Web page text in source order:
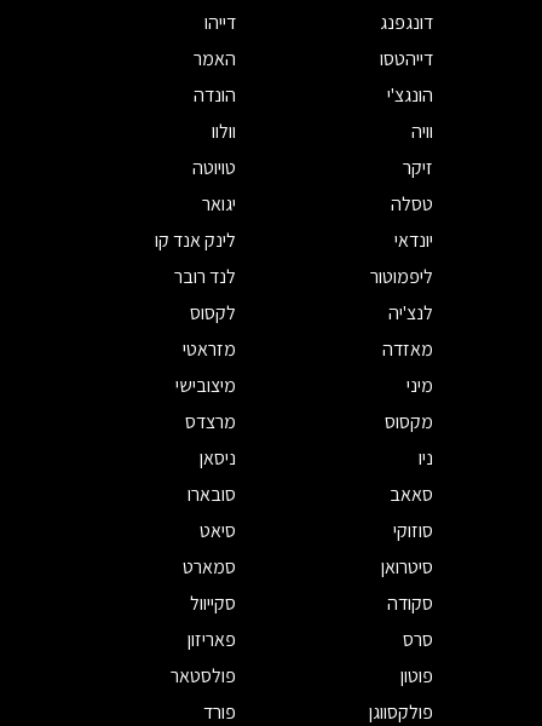
דונגפנג
דייהו
דייהטסו
האמר
הונגצ'י
הונדה
וויה
וולוו
זיקר
טויוטה
טסלה
יגואר
יונדאי
לינק אנד קו
ליפמוטור
לנד רובר
לנצ'יה
לקסוס
מאזדה
מזראטי
מיני
מיצובישי
מקסוס
מרצדס
ניו
ניסאן
סאאב
סובארו
סוזוקי
סיאט
סיטרואן
סמארט
סקודה
סקייוול
סרס
פאריזון
פוטון
פולסטאר
פולקסווגן
פורד